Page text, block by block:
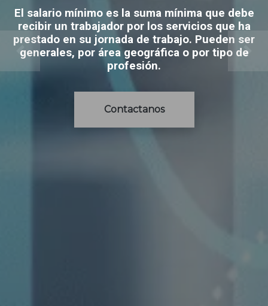
El salario mínimo es la suma mínima que debe
recibir un trabajador por los servicios que ha
prestado en su jornada de trabajo. Pueden ser
generales, por área geográfica o por tipo de
profesión.
Contactanos